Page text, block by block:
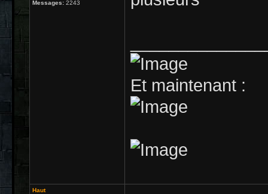
Messages: 2243
Et maintenant :
Haut